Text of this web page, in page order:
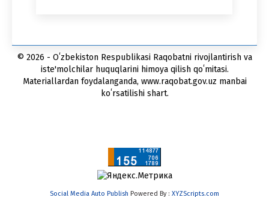
© 2026 - Oʻzbekiston Respublikasi Raqobatni rivojlantirish va
iste'molchilar huquqlarini himoya qilish qoʻmitasi.
Materiallardan foydalanganda, www.raqobat.gov.uz manbai
koʻrsatilishi shart.
Social Media Auto Publish Powered By : XYZScripts.com